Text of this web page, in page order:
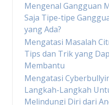
Mengenal Gangguan
Saja Tipe-tipe
yang Ada?
Mengatasi Masalah
Tips dan Trik yang
Membantu
Mengatasi
Langkah-Langkah
Melindungi Diri dari